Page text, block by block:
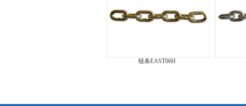
链条EAST06H